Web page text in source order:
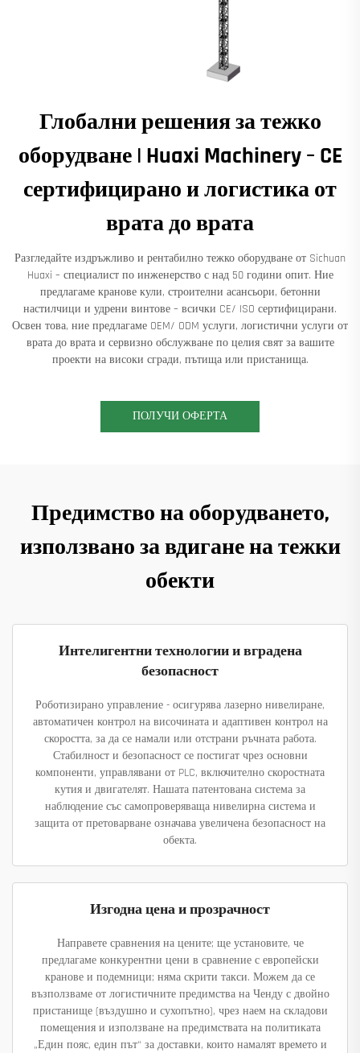
Глобални решения за тежко
оборудване | Huaxi Machinery – CE
сертифицирано и логистика от
врата до врата
Разгледайте издръжливо и рентабилно тежко оборудване от Sichuan
Huaxi – специалист по инженерство с над 50 години опит. Ние
предлагаме кранове кули, строителни асансьори, бетонни
настилчици и удрени винтове – всички CE/ ISO сертифицирани.
Освен това, ние предлагаме OEM/ ODM услуги, логистични услуги от
врата до врата и сервизно обслужване по целия свят за вашите
проекти на високи сгради, пътища или пристанища.
ПОЛУЧИ ОФЕРТА
Предимство на оборудването,
използвано за вдигане на тежки
обекти
Интелигентни технологии и вградена
безопасност
Роботизирано управление - осигурява лазерно нивелиране,
автоматичен контрол на височината и адаптивен контрол на
скоростта, за да се намали или отстрани ръчната работа.
Стабилност и безопасност се постигат чрез основни
компоненти, управлявани от PLC, включително скоростната
кутия и двигателят. Нашата патентована система за
наблюдение със самопроверяваща нивелирна система и
защита от претоварване означава увеличена безопасност на
обекта.
Изгодна цена и прозрачност
Направете сравнения на цените; ще установите, че
предлагаме конкурентни цени в сравнение с европейски
кранове и подемници; няма скрити такси. Можем да се
възползваме от логистичните предимства на Ченду с двойно
пристанище (въздушно и сухопътно), чрез наем на складови
помещения и използване на предимствата на политиката
„Един пояс, един път“ за доставки, които намалят времето и